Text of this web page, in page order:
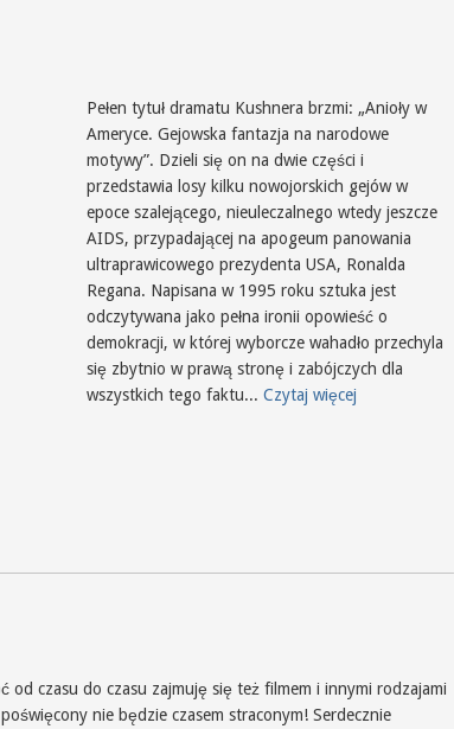
Pełen tytuł dramatu Kushnera brzmi: „Anioły w
Ameryce. Gejowska fantazja na narodowe
motywy”. Dzieli się on na dwie części i
przedstawia losy kilku nowojorskich gejów w
epoce szalejącego, nieuleczalnego wtedy jeszcze
AIDS, przypadającej na apogeum panowania
ultraprawicowego prezydenta USA, Ronalda
Regana. Napisana w 1995 roku sztuka jest
odczytywana jako pełna ironii opowieść o
demokracji, w której wyborcze wahadło przechyla
się zbytnio w prawą stronę i zabójczych dla
wszystkich tego faktu... Czytaj więcej
od czasu do czasu zajmuję się też filmem i innymi rodzajami
nie będzie czasem straconym! Serdecznie